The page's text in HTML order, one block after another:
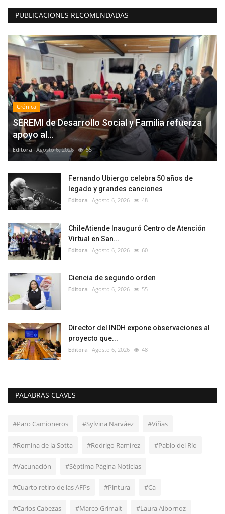
PUBLICACIONES RECOMENDADAS
Crónica
SEREMI de Desarrollo Social y Familia refuerza
apoyo al...
Editora Agosto 6, 2026 55
Fernando Ubiergo celebra 50 años de
legado y grandes canciones
Editora Agosto 6, 2026 48
ChileAtiende Inauguró Centro de Atención
Virtual en San...
Editora Agosto 6, 2026 60
Ciencia de segundo orden
Editora Agosto 6, 2026 55
Director del INDH expone observaciones al
proyecto que...
Editora Agosto 6, 2026 48
PALABRAS CLAVES
#Paro Camioneros #Sylvina Narváez #Viñas
#Romina de la Sotta #Rodrigo Ramírez #Pablo del Río
#Vacunación #Séptima Página Noticias
#Cuarto retiro de las AFPs #Pintura #Ca
#Carlos Cabezas #Marco Grimalt #Laura Albornoz